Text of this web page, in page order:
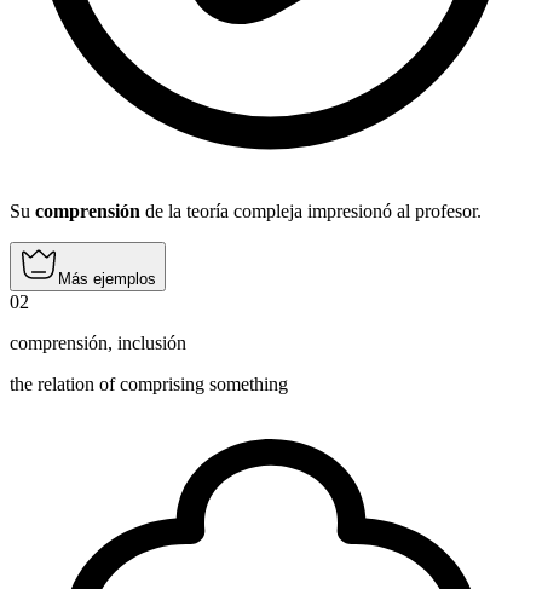
Su comprensión de la teoría compleja impresionó al profesor.
Más ejemplos
02
comprensión, inclusión
the relation of comprising something